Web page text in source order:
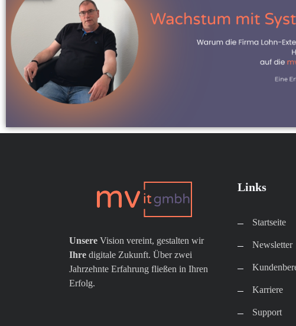
Unsere Vision vereint, gestalten wir
Ihre digitale Zukunft. Über zwei
Jahrzehnte Erfahrung fließen in Ihren
Erfolg.
Links
Startseite
Newsletter
Karriere​
Support